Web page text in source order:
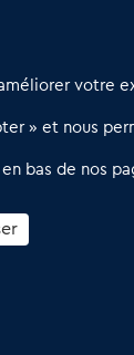
votre
» et nous
bas de nos